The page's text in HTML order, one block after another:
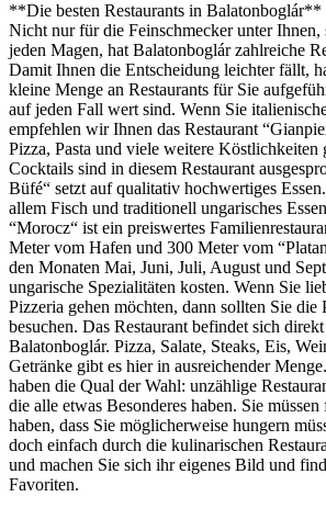
**Die besten Restaurants in Balatonboglár**
Nicht nur für die Feinschmecker unter
jeden Magen, hat Balatonboglár zahlreiche
Damit Ihnen die Entscheidung leichter fällt,
kleine Menge an Restaurants für Sie
auf jeden Fall wert sind. Wenn Sie
empfehlen wir Ihnen das Restaurant
Pizza, Pasta und viele weitere Köstlichkeiten
Cocktails sind in diesem Restaurant
Büfé“ setzt auf qualitativ hochwertiges
allem Fisch und traditionell ungarisches
“Morocz“ ist ein preiswertes
Meter vom Hafen und 300 Meter vom
den Monaten Mai, Juni, Juli, August und
ungarische Spezialitäten kosten. Wenn Sie
Pizzeria gehen möchten, dann sollten Sie die
besuchen. Das Restaurant befindet sich
Balatonboglár. Pizza, Salate, Steaks, Eis,
Getränke gibt es hier in ausreichender
haben die Qual der Wahl: unzählige
die alle etwas Besonderes haben. Sie
haben, dass Sie möglicherweise hungern
doch einfach durch die kulinarischen
und machen Sie sich ihr eigenes Bild und
Favoriten.